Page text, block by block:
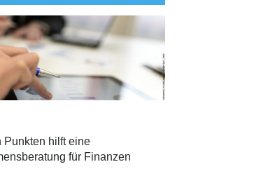
Punkten hilft eine
für Finanzen